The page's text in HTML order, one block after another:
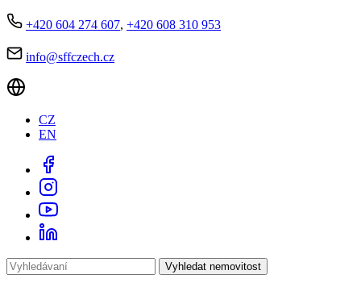
+420 604 274 607, +420 608 310 953
info@sffczech.cz
CZ
EN
Vyhledat nemovitost